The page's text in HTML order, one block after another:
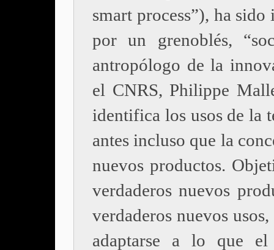
smart process”), ha sido
por un grenoblés,
antropólogo de la
el CNRS, Philippe
identifica los usos de la
antes incluso que la
nuevos productos.
verdaderos nuevos
verdaderos nuevos
adaptarse a lo que el